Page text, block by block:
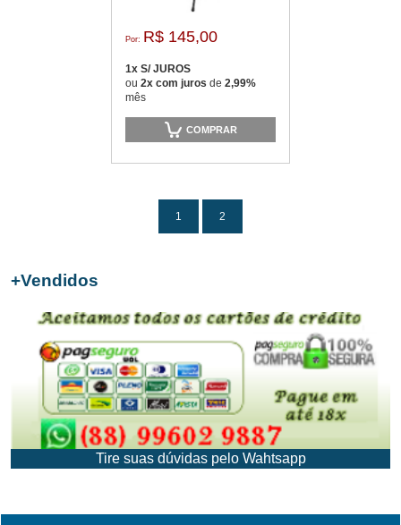
Por: R$ 145,00
1x S/ JUROS
ou 2x com juros de 2,99%
mês
COMPRAR
1 2
+Vendidos
Tire suas dúvidas pelo Wahtsapp